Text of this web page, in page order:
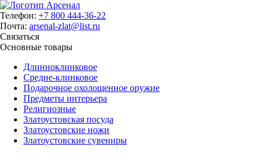
Телефон: +7 800 444-36-22
Почта: arsenal-zlat@list.ru
Связаться
Основные товары
Длинноклинковое
Средне-клинковое
Подарочное охолощенное оружие
Предметы интерьера
Религиозные
Златоустовская посуда
Златоустовские ножи
Златоустовские сувениры